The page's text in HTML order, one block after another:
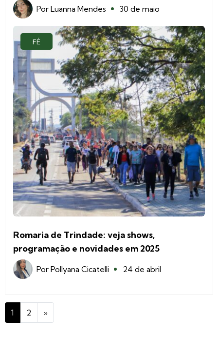
Por Luanna Mendes 30 de maio
FÉ
Romaria de Trindade: veja shows,
programação e novidades em 2025
Por Pollyana Cicatelli 24 de abril
1 2 »